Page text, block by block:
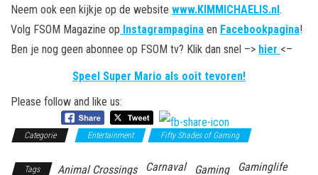
Neem ook een kijkje op de website www.KIMMICHAELIS.nl.
Volg FSOM Magazine op Instagrampagina en Facebookpagina!
Ben je nog geen abonnee op FSOM tv? Klik dan snel –> hier <–
Speel Super Mario als ooit tevoren!
Please follow and like us:
Categorie Entertainment Fifty Shades of Gaming
Tags Animal Crossings Carnaval Gaming
Gaminglife